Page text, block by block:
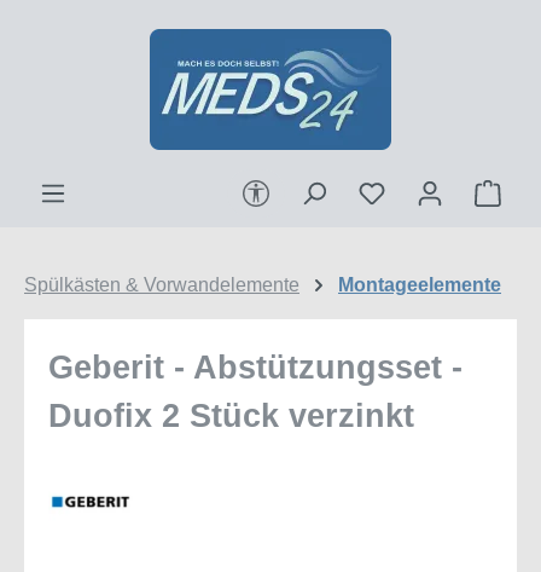
Zum Hauptinhalt springen
Werkzeugleiste anzeigen
Spülkästen & Vorwandelemente Montageelemente
Geberit - Abstützungsset -
Duofix 2 Stück verzinkt